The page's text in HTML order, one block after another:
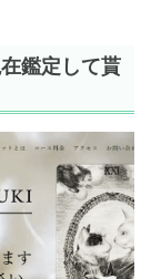
鑑定して貰